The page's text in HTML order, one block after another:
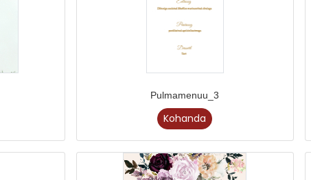
Pulmamenuu_3
Kohanda